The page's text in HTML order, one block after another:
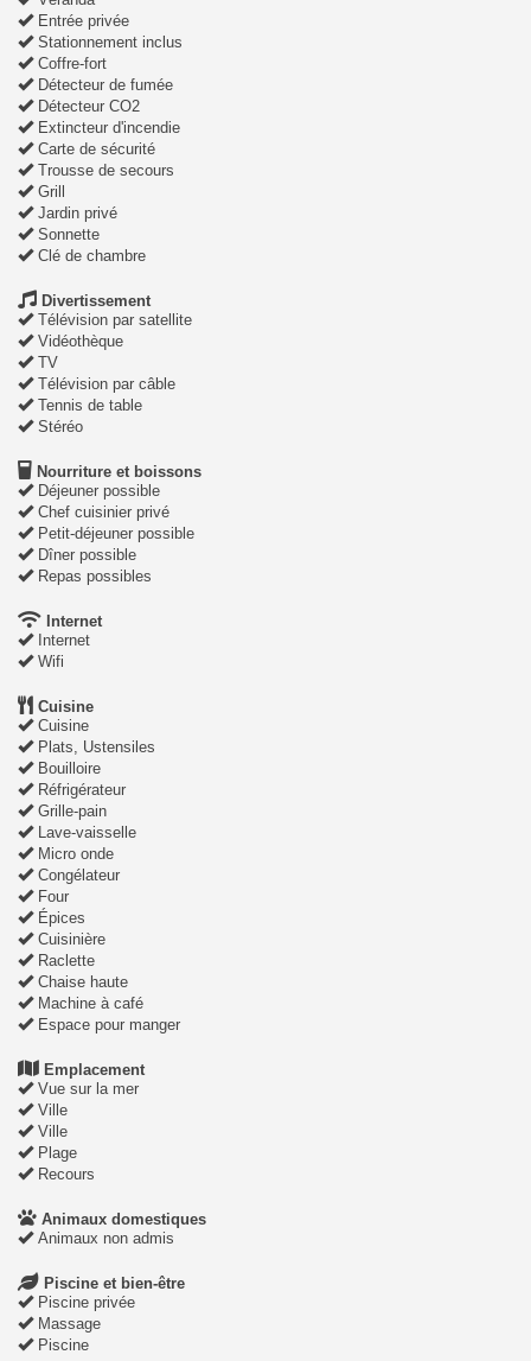
Entrée privée
Stationnement inclus
Coffre-fort
Détecteur de fumée
Détecteur CO2
Extincteur d'incendie
Carte de sécurité
Trousse de secours
Grill
Jardin privé
Sonnette
Clé de chambre
Divertissement
Télévision par satellite
Vidéothèque
TV
Télévision par câble
Tennis de table
Stéréo
Nourriture et boissons
Déjeuner possible
Chef cuisinier privé
Petit-déjeuner possible
Dîner possible
Repas possibles
Internet
Internet
Wifi
Cuisine
Cuisine
Plats, Ustensiles
Bouilloire
Réfrigérateur
Grille-pain
Lave-vaisselle
Micro onde
Congélateur
Four
Épices
Cuisinière
Raclette
Chaise haute
Machine à café
Espace pour manger
Emplacement
Vue sur la mer
Ville
Ville
Plage
Recours
Animaux domestiques
Animaux non admis
Piscine et bien-être
Piscine privée
Massage
Piscine